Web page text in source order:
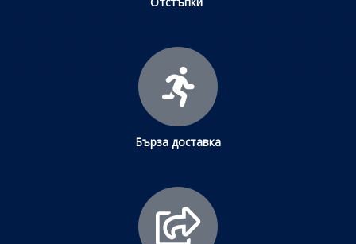
Бърза доставка